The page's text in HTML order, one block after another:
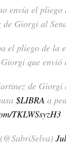
envía el pliego
Giorgi al
el pliego de la
que envió
de Giorgi
$LIBRA a
TKLWSsyzH3